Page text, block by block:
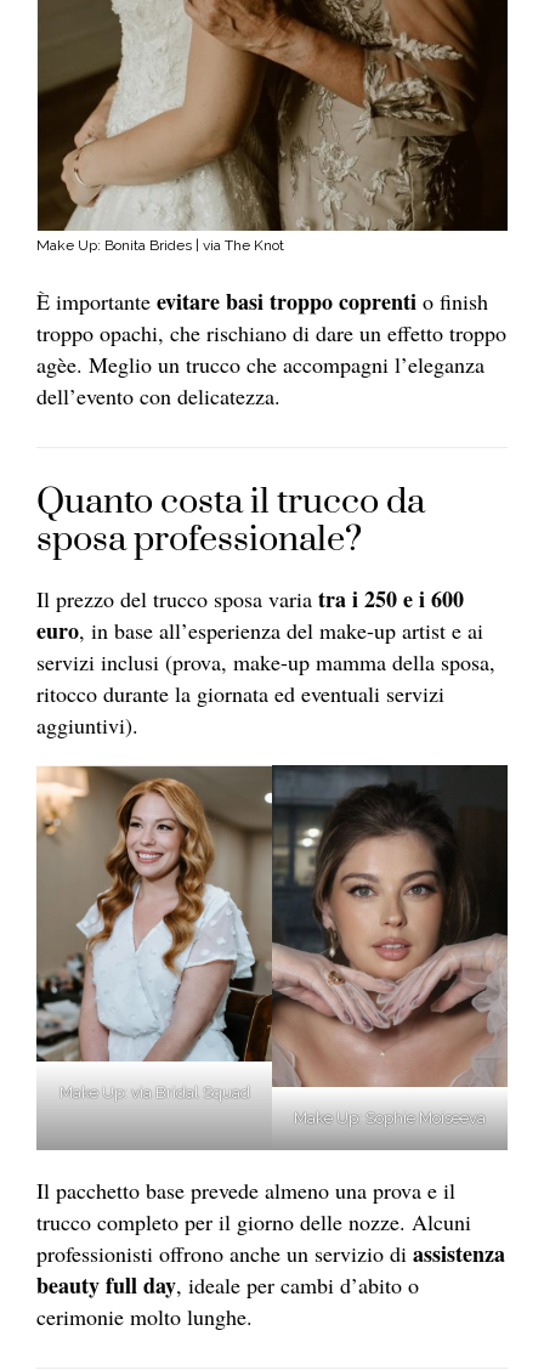
Make Up: Bonita Brides | via The Knot
È importante evitare basi troppo coprenti o finish
troppo opachi, che rischiano di dare un effetto troppo
agèe. Meglio un trucco che accompagni l’eleganza
dell’evento con delicatezza.
Quanto costa il trucco da
sposa professionale?
Il prezzo del trucco sposa varia tra i 250 e i 600
euro, in base all’esperienza del make-up artist e ai
servizi inclusi (prova, make-up mamma della sposa,
ritocco durante la giornata ed eventuali servizi
aggiuntivi).
Make Up: via Bridal Squad
Make Up: Sophie Moiseeva
Il pacchetto base prevede almeno una prova e il
trucco completo per il giorno delle nozze. Alcuni
professionisti offrono anche un servizio di assistenza
beauty full day, ideale per cambi d’abito o
cerimonie molto lunghe.